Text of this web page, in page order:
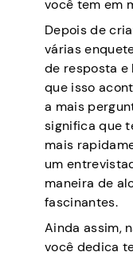
você tem em
Depois de
várias
de resposta e
que isso
a mais
significa que
mais
um
maneira de
fascinantes.
Ainda assim,
você dedica